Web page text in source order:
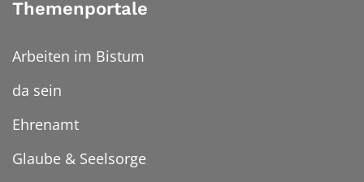
Themenportale
Arbeiten im Bistum
da sein
Ehrenamt
Glaube & Seelsorge